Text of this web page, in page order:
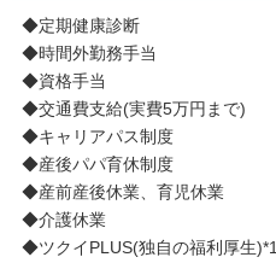
◆定期健康診断
◆時間外勤務手当
◆資格手当
◆交通費支給(実費5万円まで)
◆キャリアパス制度
◆産後パパ育休制度
◆産前産後休業、育児休業
◆介護休業
◆ツクイPLUS(独自の福利厚生)*1